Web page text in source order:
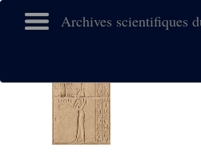
Archives scientifiques